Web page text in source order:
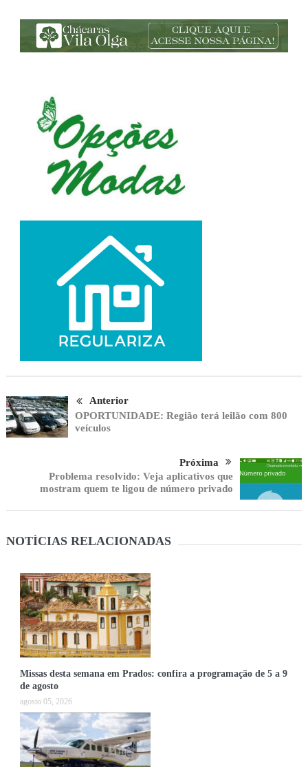
Anterior
OPORTUNIDADE: Região terá leilão com 800
veículos
Próxima
Problema resolvido: Veja aplicativos que
mostram quem te ligou de número privado
NOTÍCIAS RELACIONADAS
Missas desta semana em Prados: confira a programação de 5 a 9
de agosto
agosto 05, 2026